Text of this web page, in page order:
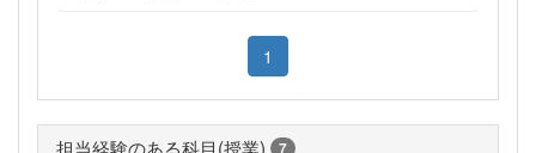
1
担当経験のある科目(授業) 7